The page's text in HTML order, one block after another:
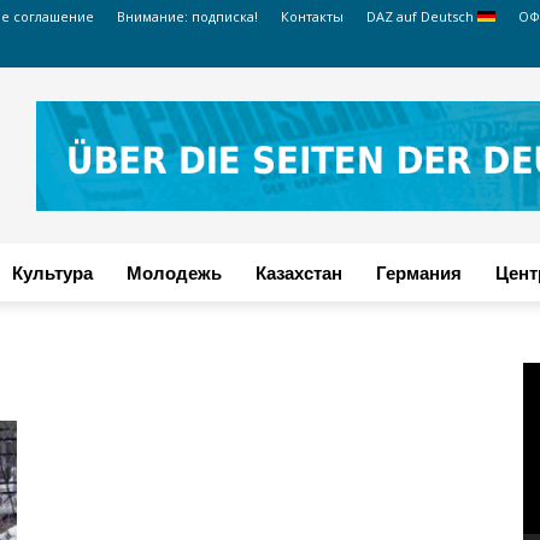
соглашение Внимание: подписка! Контакты DAZ auf Deutsch ОФ
Культура Молодежь Казахстан Германия